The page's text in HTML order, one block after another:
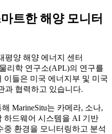
트한 해양 모니터
평양 해양 에너지 센터
리학 연구소(APL)의 연구를
이들은 미국 에너지부 및 미국
과 협력하고 있습니다.
MarineSitu는 카메라, 소나,
하드웨어 시스템을 AI 기반
중 환경을 모니터링하고 분석